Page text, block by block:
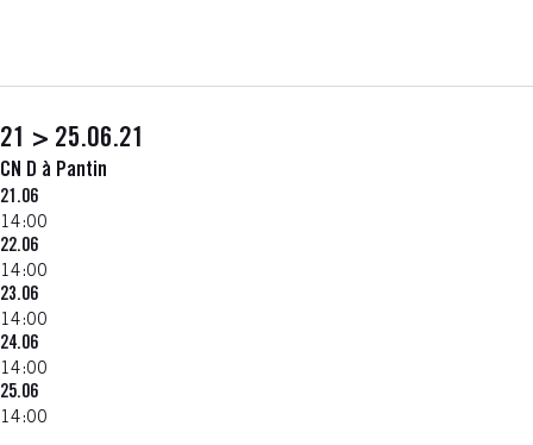
21 > 25.06.21
CN D à Pantin
21.06
14:00
22.06
14:00
23.06
14:00
24.06
14:00
25.06
14:00